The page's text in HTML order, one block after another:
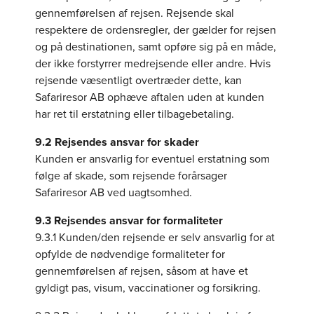
gennemførelsen af rejsen. Rejsende skal
respektere de ordensregler, der gælder for rejsen
og på destinationen, samt opføre sig på en måde,
der ikke forstyrrer medrejsende eller andre. Hvis
rejsende væsentligt overtræder dette, kan
Safariresor AB ophæve aftalen uden at kunden
har ret til erstatning eller tilbagebetaling.
9.2 Rejsendes ansvar for skader
Kunden er ansvarlig for eventuel erstatning som
følge af skade, som rejsende forårsager
Safariresor AB ved uagtsomhed.
9.3 Rejsendes ansvar for formaliteter
9.3.1 Kunden/den rejsende er selv ansvarlig for at
opfylde de nødvendige formaliteter for
gennemførelsen af rejsen, såsom at have et
gyldigt pas, visum, vaccinationer og forsikring.